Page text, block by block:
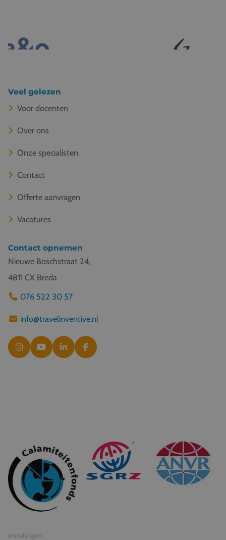
Veel gelezen
Voor docenten
Over ons
Onze specialisten
Contact
Offerte aanvragen
Vacatures
Contact opnemen
Nieuwe Boschstraat 24,
4811 CX Breda
076 522 30 57
info@travelinventive.nl
© 2026 Travel Inventive
Algemene voorwaarden
Privacy statement
Instellingen